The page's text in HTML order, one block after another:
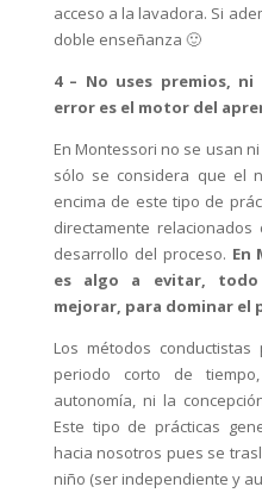
acceso a la lavadora. Si
doble enseñanza 🙂
4 – No uses premios, ni
error es el motor del
En Montessori no se usan
sólo se considera que el
encima de este tipo de
directamente
desarrollo del proceso. En
es algo a evitar,
mejorar, para dominar el
Los métodos
periodo corto de
autonomía, ni la
Este tipo de prácticas
hacia nosotros pues se
niño (ser independiente y